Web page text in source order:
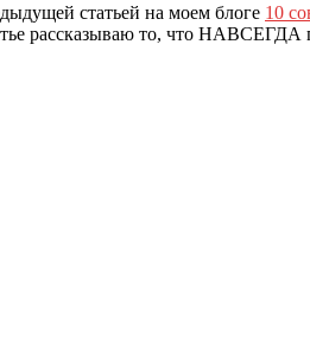
статьей на моем блоге 10
рассказываю то, что НАВСЕГДА